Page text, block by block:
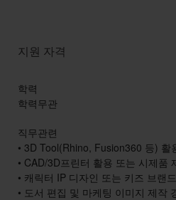
지원 자격
학력
학력무관
직무관련
• 3D Tool(Rhino, Fusion360 등) 활
• CAD/3D프린터 활용 또는 시제품
• 캐릭터 IP 디자인 또는 키즈 브랜
• 도서 편집 및 마케팅 이미지 제작